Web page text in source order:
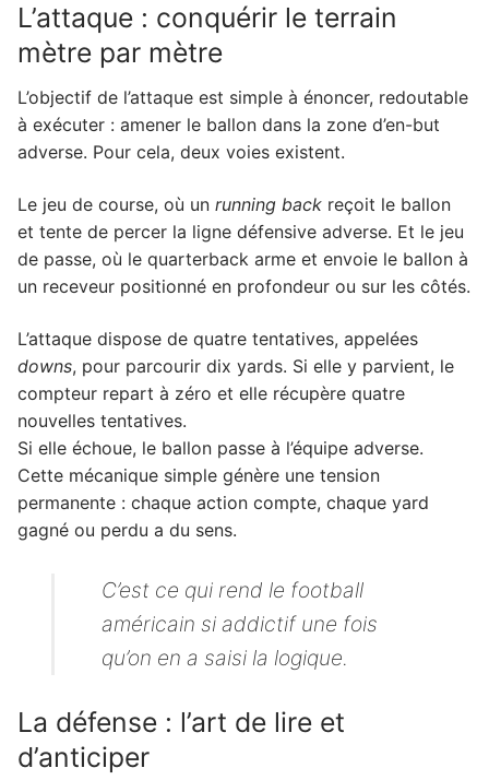
L’attaque : conquérir le terrain
mètre par mètre
L’objectif de l’attaque est simple à énoncer, redoutable
à exécuter : amener le ballon dans la zone d’en-but
adverse. Pour cela, deux voies existent.
Le jeu de course, où un running back reçoit le ballon
et tente de percer la ligne défensive adverse. Et le jeu
de passe, où le quarterback arme et envoie le ballon à
un receveur positionné en profondeur ou sur les côtés.
L’attaque dispose de quatre tentatives, appelées
downs, pour parcourir dix yards. Si elle y parvient, le
compteur repart à zéro et elle récupère quatre
nouvelles tentatives.
Si elle échoue, le ballon passe à l’équipe adverse.
Cette mécanique simple génère une tension
permanente : chaque action compte, chaque yard
gagné ou perdu a du sens.
C’est ce qui rend le football
américain si addictif une fois
qu’on en a saisi la logique.
La défense : l’art de lire et
d’anticiper